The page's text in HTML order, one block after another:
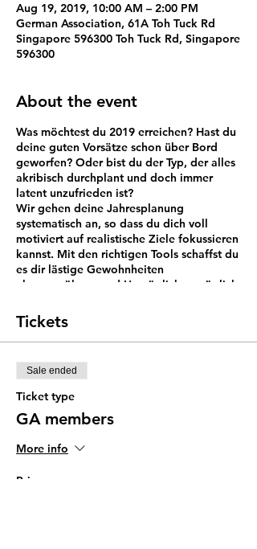
Aug 19, 2019, 10:00 AM – 2:00 PM
German Association, 61A Toh Tuck Rd
Singapore 596300 Toh Tuck Rd, Singapore
596300
About the event
Was möchtest du 2019 erreichen? Hast du
deine guten Vorsätze schon über Bord
geworfen? Oder bist du der Typ, der alles
akribisch durchplant und doch immer
latent unzufrieden ist?
Wir gehen deine Jahresplanung
systematisch an, so dass du dich voll
motiviert auf realistische Ziele fokussieren
kannst. Mit den richtigen Tools schaffst du
es dir lästige Gewohnheiten
abzugewöhnen und Unmögliches möglich
Tickets
Sale ended
Ticket type
GA members
More info
Price